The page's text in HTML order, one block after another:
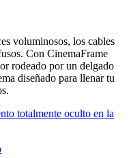
voluminosos, los cables
Con CinemaFrame
rodeado por un delgado
diseñado para llenar tu